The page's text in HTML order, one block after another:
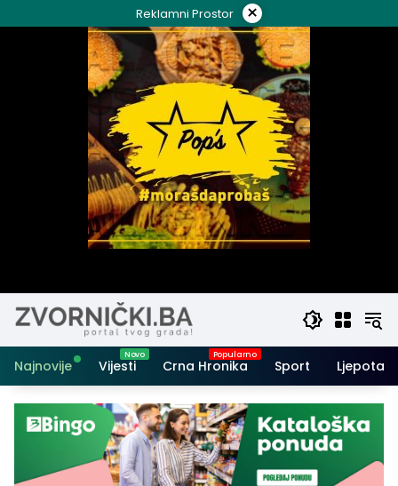
to
Reklamni Prostor ×
Najnovije Vijesti Crna Hronika Sport Ljepota i